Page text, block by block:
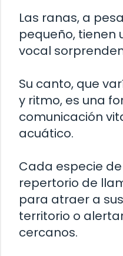
Las ranas, a
pequeño, tienen
vocal
Su canto, que
y ritmo, es una
comunicación
acuático.
Cada especie
repertorio de
para atraer a
territorio o
cercanos.